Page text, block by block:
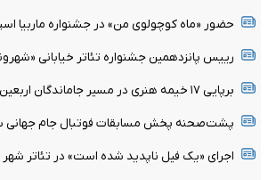
حضور «ماه کوچولوی من» در جشنواره ماربیا
رییس پانزدهمین جشنواره تئاتر خیابانی
برپایی ۱۷ خیمه هنری در مسیر جاماندگان اربعین
پشت‌صحنه پخش مسابقات فوتبال جام جهانی سال ۲۰۲۶ از شبکه
اجرای «یک فیل ناپدید شده است» در تئاتر شهر